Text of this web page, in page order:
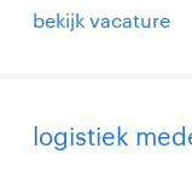
bekijk vacature
logistiek